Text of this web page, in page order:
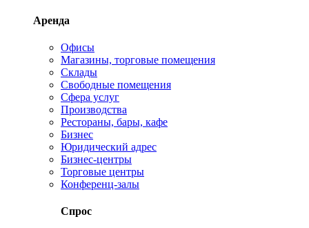
Аренда
Офисы
Магазины, торговые помещения
Склады
Свободные помещения
Сфера услуг
Производства
Рестораны, бары, кафе
Бизнес
Юридический адрес
Бизнес-центры
Торговые центры
Конференц-залы
Спрос